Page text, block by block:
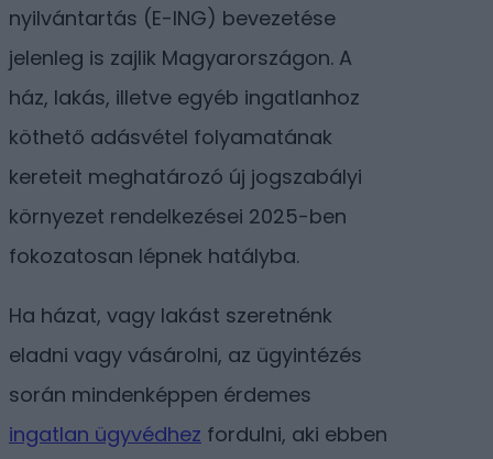
nyilvántartás (E-ING) bevezetése
jelenleg is zajlik Magyarországon. A
ház, lakás, illetve egyéb ingatlanhoz
köthető adásvétel folyamatának
kereteit meghatározó új jogszabályi
környezet rendelkezései 2025-ben
fokozatosan lépnek hatályba.
Ha házat, vagy lakást szeretnénk
eladni vagy vásárolni, az ügyintézés
során mindenképpen érdemes
ingatlan ügyvédhez fordulni, aki ebben